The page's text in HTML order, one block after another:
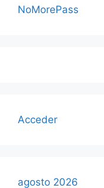
NoMorePass
Acceder
agosto 2026